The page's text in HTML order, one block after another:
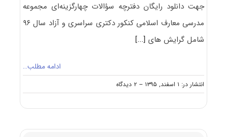
جهت دانلود رایگان دفترچه سؤالات چهارگزینه‌ای مجموعه
مدرسی معارف اسلامی کنکور دکتری سراسری و آزاد سال ۹۶
شامل گرایش های [...]
ادامه مطلب…
انتشار در: ۱ اسفند, ۱۳۹۵ -- ۲ دیدگاه
on
دانلود
۹۶